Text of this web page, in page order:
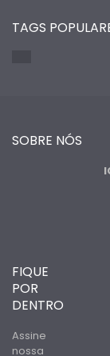
TAGS
SOBRE NÓS
FIQUE
POR
DENTRO
Assine
nossa